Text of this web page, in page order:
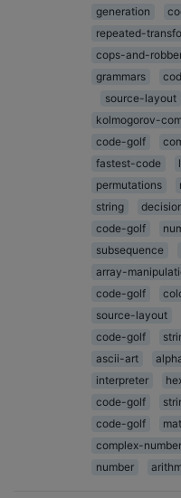
generation
repeated-
cops-and-
grammars
source-layout
kolmogorov-
code-golf
fastest-code
permutations
string
code-golf
subsequence
array-
code-golf
source-layout
code-golf
ascii-art
interpreter
code-golf
code-golf
complex-
number